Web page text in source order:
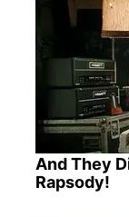
And They
Rapsody!